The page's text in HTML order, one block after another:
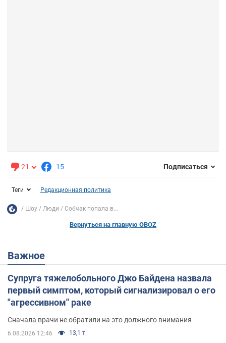
21 15 Подписаться
Теги Редакционная политика
Шоу Люди Собчак попала в...
Вернуться на главную OBOZ
Важное
Супруга тяжелобольного Джо Байдена назвала
первый симптом, который сигнализировал о его
"агрессивном" раке
Сначала врачи не обратили на это должного внимания
6.08.2026 12:46 13,1 т.